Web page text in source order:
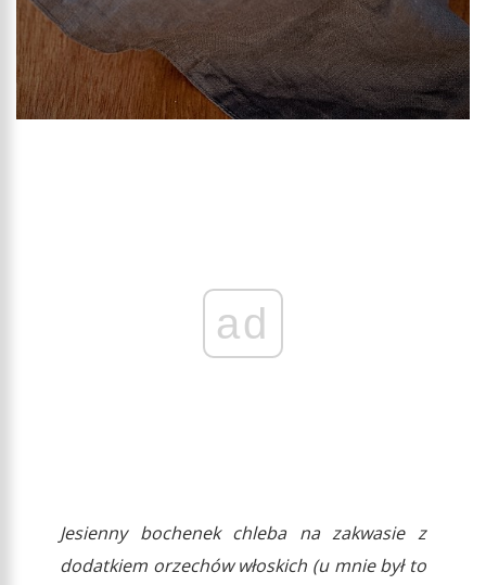
ad
Jesienny bochenek chleba na zakwasie z
dodatkiem orzechów włoskich (u mnie był to